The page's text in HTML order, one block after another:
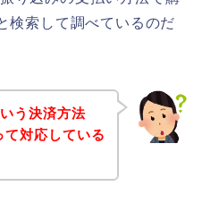
検索して調べているのだ
う決済方法
対応している